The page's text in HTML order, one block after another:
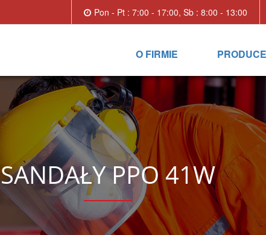
Pon - Pt : 7:00 - 17:00, Sb : 8:00 - 13:00
O FIRMIE
SANDAŁY PPO 41W